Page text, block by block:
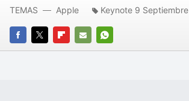
FACEBOOK
TWITTERFLIPBOARD
E-
WHATSAPP
TEMAS Apple Keynote 9 Septiembre